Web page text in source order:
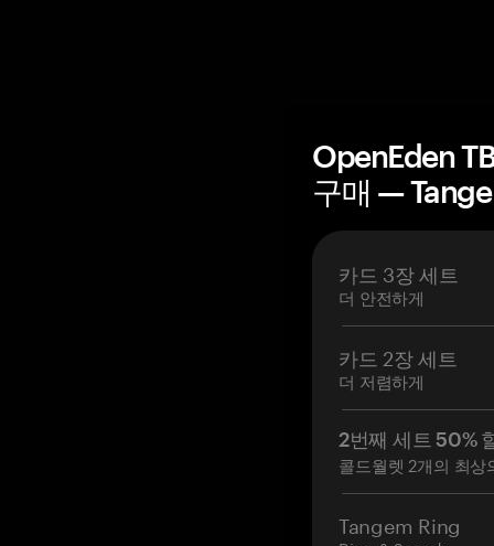
OpenEden
구매 —
카드 3장 세트
더 안전하게
카드 2장 세트
더 저렴하게
2번째 세트 50%
콜드월렛 2개의 최상
Tangem Ring